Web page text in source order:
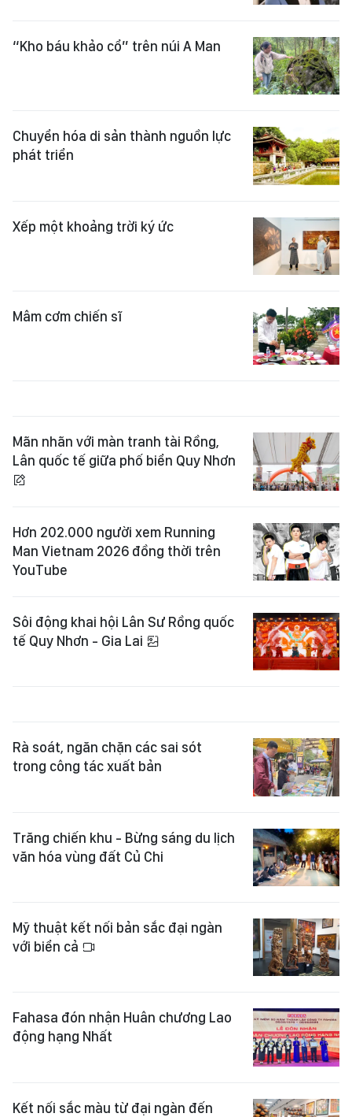
“Kho báu khảo cổ” trên núi A Man
Chuyển hóa di sản thành nguồn lực
phát triển
Xếp một khoảng trời ký ức
Mâm cơm chiến sĩ
Mãn nhãn với màn tranh tài Rồng,
Lân quốc tế giữa phố biển Quy Nhơn
Hơn 202.000 người xem Running
Man Vietnam 2026 đồng thời trên
YouTube
Sôi động khai hội Lân Sư Rồng quốc
tế Quy Nhơn - Gia Lai
Rà soát, ngăn chặn các sai sót
trong công tác xuất bản
Trăng chiến khu - Bừng sáng du lịch
văn hóa vùng đất Củ Chi
Mỹ thuật kết nối bản sắc đại ngàn
với biển cả
Fahasa đón nhận Huân chương Lao
động hạng Nhất
Kết nối sắc màu từ đại ngàn đến